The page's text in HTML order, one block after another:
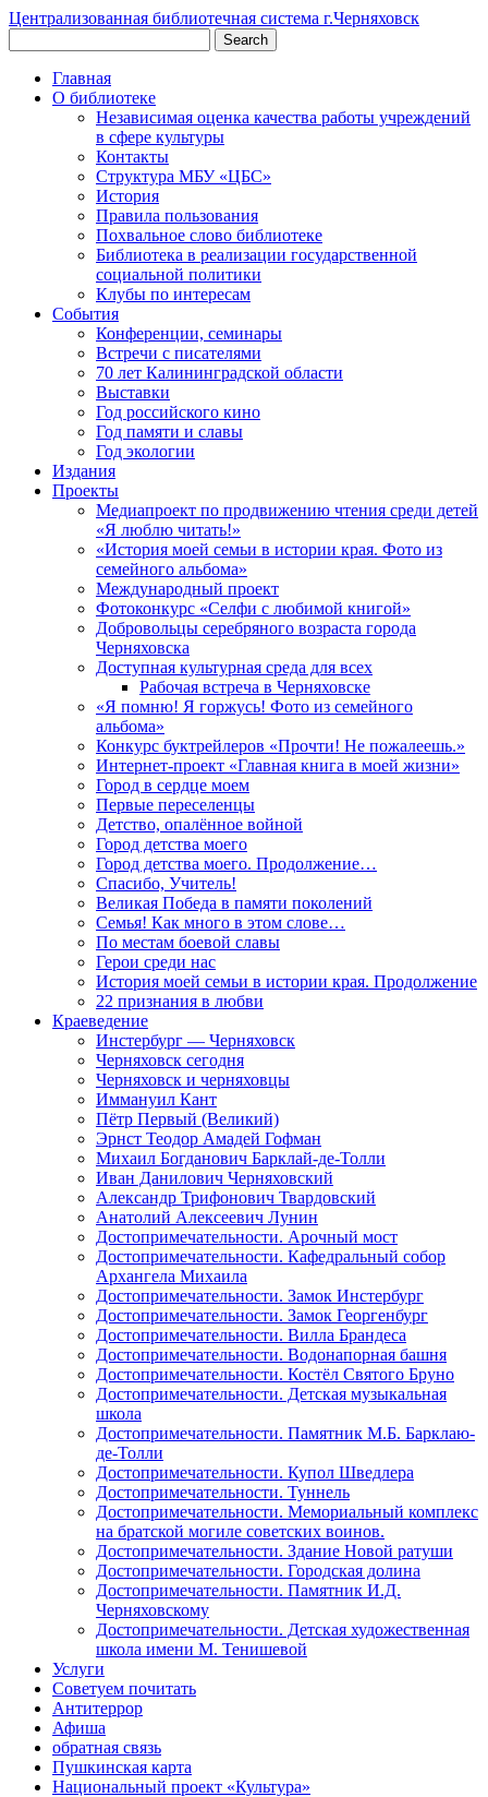
Централизованная библиотечная система г.Черняховск
Главная
О библиотеке
Независимая оценка качества работы учреждений
в сфере культуры
Контакты
Структура МБУ «ЦБС»
История
Правила пользования
Похвальное слово библиотеке
Библиотека в реализации государственной
социальной политики
Клубы по интересам
События
Конференции, семинары
Встречи с писателями
70 лет Калининградской области
Выставки
Год российского кино
Год памяти и славы
Год экологии
Издания
Проекты
Медиапроект по продвижению чтения среди детей
«Я люблю читать!»
«История моей семьи в истории края. Фото из
семейного альбома»
Международный проект
Фотоконкурс «Селфи с любимой книгой»
Добровольцы серебряного возраста города
Черняховска
Доступная культурная среда для всех
Рабочая встреча в Черняховске
«Я помню! Я горжусь! Фото из семейного
альбома»
Конкурс буктрейлеров «Прочти! Не пожалеешь.»
Интернет-проект «Главная книга в моей жизни»
Город в сердце моем
Первые переселенцы
Детство, опалённое войной
Город детства моего
Город детства моего. Продолжение…
Спасибо, Учитель!
Великая Победа в памяти поколений
Семья! Как много в этом слове…
По местам боевой славы
Герои среди нас
История моей семьи в истории края. Продолжение
22 признания в любви
Краеведение
Инстербург — Черняховск
Черняховск сегодня
Черняховск и черняховцы
Иммануил Кант
Пётр Первый (Великий)
Эрнст Теодор Амадей Гофман
Михаил Богданович Барклай-де-Толли
Иван Данилович Черняховский
Александр Трифонович Твардовский
Анатолий Алексеевич Лунин
Достопримечательности. Арочный мост
Достопримечательности. Кафедральный собор
Архангела Михаила
Достопримечательности. Замок Инстербург
Достопримечательности. Замок Георгенбург
Достопримечательности. Вилла Брандеса
Достопримечательности. Водонапорная башня
Достопримечательности. Костёл Святого Бруно
Достопримечательности. Детская музыкальная
школа
Достопримечательности. Памятник М.Б. Барклаю-
де-Толли
Достопримечательности. Купол Шведлера
Достопримечательности. Туннель
Достопримечательности. Мемориальный комплекс
на братской могиле советских воинов.
Достопримечательности. Здание Новой ратуши
Достопримечательности. Городская долина
Достопримечательности. Памятник И.Д.
Черняховскому
Достопримечательности. Детская художественная
школа имени М. Тенишевой
Услуги
Советуем почитать
Антитеррор
Афиша
обратная связь
Пушкинская карта
Национальный проект «Культура»